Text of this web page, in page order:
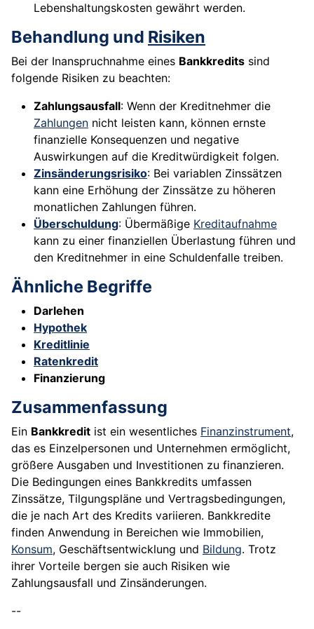
Lebenshaltungskosten gewährt werden.
Behandlung und Risiken
Bei der Inanspruchnahme eines Bankkredits sind
folgende Risiken zu beachten:
Zahlungsausfall: Wenn der Kreditnehmer die
Zahlungen nicht leisten kann, können ernste
finanzielle Konsequenzen und negative
Auswirkungen auf die Kreditwürdigkeit folgen.
Zinsänderungsrisiko: Bei variablen Zinssätzen
kann eine Erhöhung der Zinssätze zu höheren
monatlichen Zahlungen führen.
Überschuldung: Übermäßige Kreditaufnahme
kann zu einer finanziellen Überlastung führen und
den Kreditnehmer in eine Schuldenfalle treiben.
Ähnliche Begriffe
Darlehen
Hypothek
Kreditlinie
Ratenkredit
Finanzierung
Zusammenfassung
Ein Bankkredit ist ein wesentliches Finanzinstrument,
das es Einzelpersonen und Unternehmen ermöglicht,
größere Ausgaben und Investitionen zu finanzieren.
Die Bedingungen eines Bankkredits umfassen
Zinssätze, Tilgungspläne und Vertragsbedingungen,
die je nach Art des Kredits variieren. Bankkredite
finden Anwendung in Bereichen wie Immobilien,
Konsum, Geschäftsentwicklung und Bildung. Trotz
ihrer Vorteile bergen sie auch Risiken wie
Zahlungsausfall und Zinsänderungen.
--